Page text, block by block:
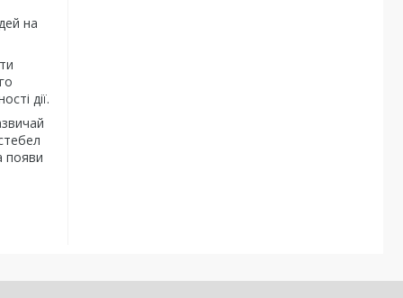
на
дії.
появи